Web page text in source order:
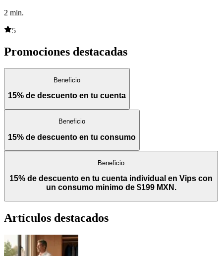
2 min.
5
Promociones destacadas
Beneficio
15% de descuento en tu cuenta
Beneficio
15% de descuento en tu consumo
Beneficio
15% de descuento en tu cuenta individual en Vips con
un consumo minimo de $199 MXN.
Artículos destacados